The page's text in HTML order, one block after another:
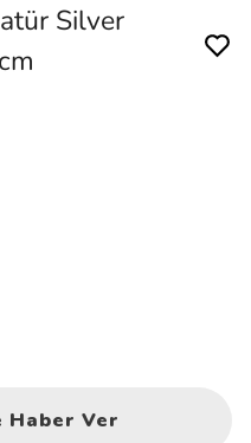
Silver
Haber Ver